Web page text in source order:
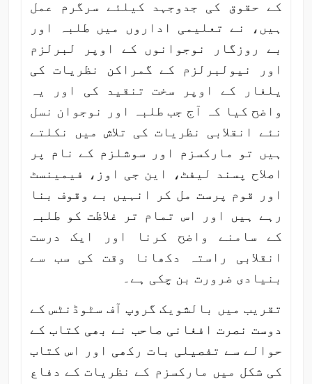
کے حقوق کی جدوجہد کیلئے سرگرم عمل
ہیں، نے تعلیمی اداروں میں طلبہ اور
بے روزگار نوجوانوں کے اوپر لبرلزم
اور نیولبرلزم کے گمراکن نظریات کی
یلغار کے اوپر سخت تنقید کی اور یہ
واضح کیا کہ آج جب طلبہ اور نوجوان نسل
نئے انقلابی نظریات کی تلاش میں نکلتے
ہیں تو مارکسزم اور سوشلزم کے نام پر
اصلاح پسند لیفٹ، این جی اوز، فیمینسٹ
اور قوم پرست مل کر انہیں بے وقوف بنا
رہے ہیں اور اس تمام تر غلاظت کو طلبہ
کے سامنے واضح کرنا اور ایک درست
انقلابی راستہ دکھانا وقت کی سب سے
بنیادی ضرورت بن چکی ہے۔
تقریب میں بالشویک گروپ آف سٹوڈنٹس کے
دوست نصرت افغانی صاحب نے بھی کتاب کے
حوالے سے تفصیلی بات رکھی اور اس کتاب
کی شکل میں مارکسزم کے نظریات کے دفاع